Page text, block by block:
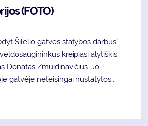
(FOTO)
Šilelio gatvės statybos darbus“, -
kreipiasi alytiškis
Donatas Zmuidinavičius. Jo
gatvėje neteisingai nustatytos...